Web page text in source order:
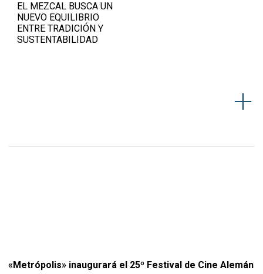
EL MEZCAL BUSCA UN
NUEVO EQUILIBRIO
ENTRE TRADICIÓN Y
SUSTENTABILIDAD
«Metrópolis» inaugurará el 25º Festival de Cine Alemán